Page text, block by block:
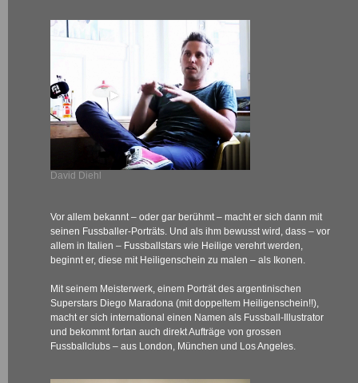
David Diehl
Vor allem bekannt – oder gar berühmt – macht er sich dann mit
seinen Fussballer-Porträts. Und als ihm bewusst wird, dass – vor
allem in Italien – Fussballstars wie Heilige verehrt werden,
beginnt er, diese mit Heiligenschein zu malen – als Ikonen.
Mit seinem Meisterwerk, einem Porträt des argentinischen
Superstars Diego Maradona (mit doppeltem Heiligenschein!!),
macht er sich international einen Namen als Fussball-Illustrator
und bekommt fortan auch direkt Aufträge von grossen
Fussballclubs – aus London, München und Los Angeles.